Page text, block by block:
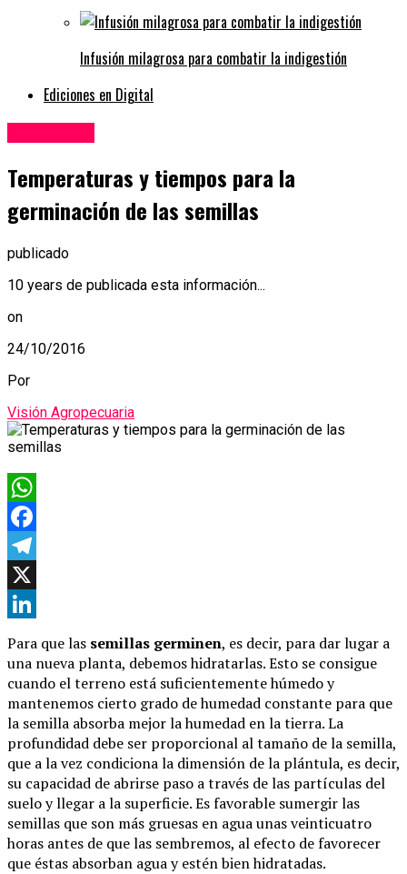
Infusión milagrosa para combatir la indigestión
Ediciones en Digital
Temperaturas y tiempos para la
germinación de las semillas
publicado
10 years de publicada esta información...
on
24/10/2016
Por
Visión Agropecuaria
WhatsApp
Facebook
Telegram
X
Para que las semillas germinen, es decir, para dar lugar a
una nueva planta, debemos hidratarlas. Esto se consigue
cuando el terreno está suficientemente húmedo y
mantenemos cierto grado de humedad constante para que
la semilla absorba mejor la humedad en la tierra. La
profundidad debe ser proporcional al tamaño de la semilla,
que a la vez condiciona la dimensión de la plántula, es decir,
su capacidad de abrirse paso a través de las partículas del
suelo y llegar a la superficie. Es favorable sumergir las
semillas que son más gruesas en agua unas veinticuatro
horas antes de que las sembremos, al efecto de favorecer
que éstas absorban agua y estén bien hidratadas.